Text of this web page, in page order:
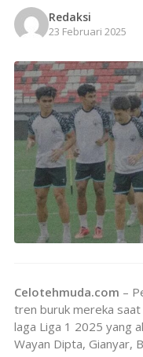
Redaksi
23 Februari 2025
Celotehmuda.com –
tren buruk mereka saat
laga Liga 1 2025 yang
Wayan Dipta, Gianyar,